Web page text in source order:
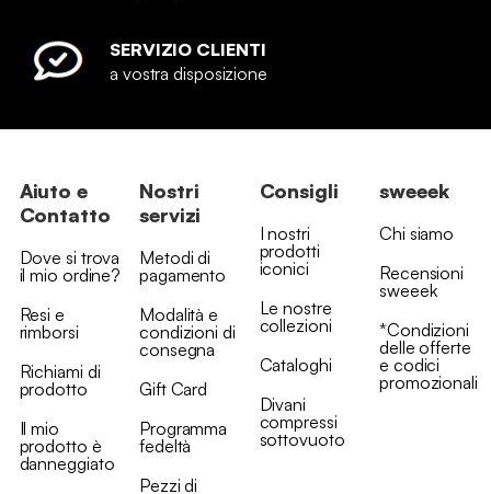
SERVIZIO CLIENTI
a vostra disposizione
Aiuto e
Contatto
Dove si trova
il mio ordine?
Resi e
rimborsi
Richiami di
prodotto
Il mio
prodotto è
danneggiato
Nostri
servizi
Metodi di
pagamento
Modalità e
condizioni di
consegna
Gift Card
Programma
fedeltà
Pezzi di
Consigli
I nostri
prodotti
iconici
Le nostre
collezioni
Cataloghi
Divani
compressi
sottovuoto
sweeek
Chi siamo
Recensioni
sweeek
*Condizioni
delle offerte
e codici
promozionali